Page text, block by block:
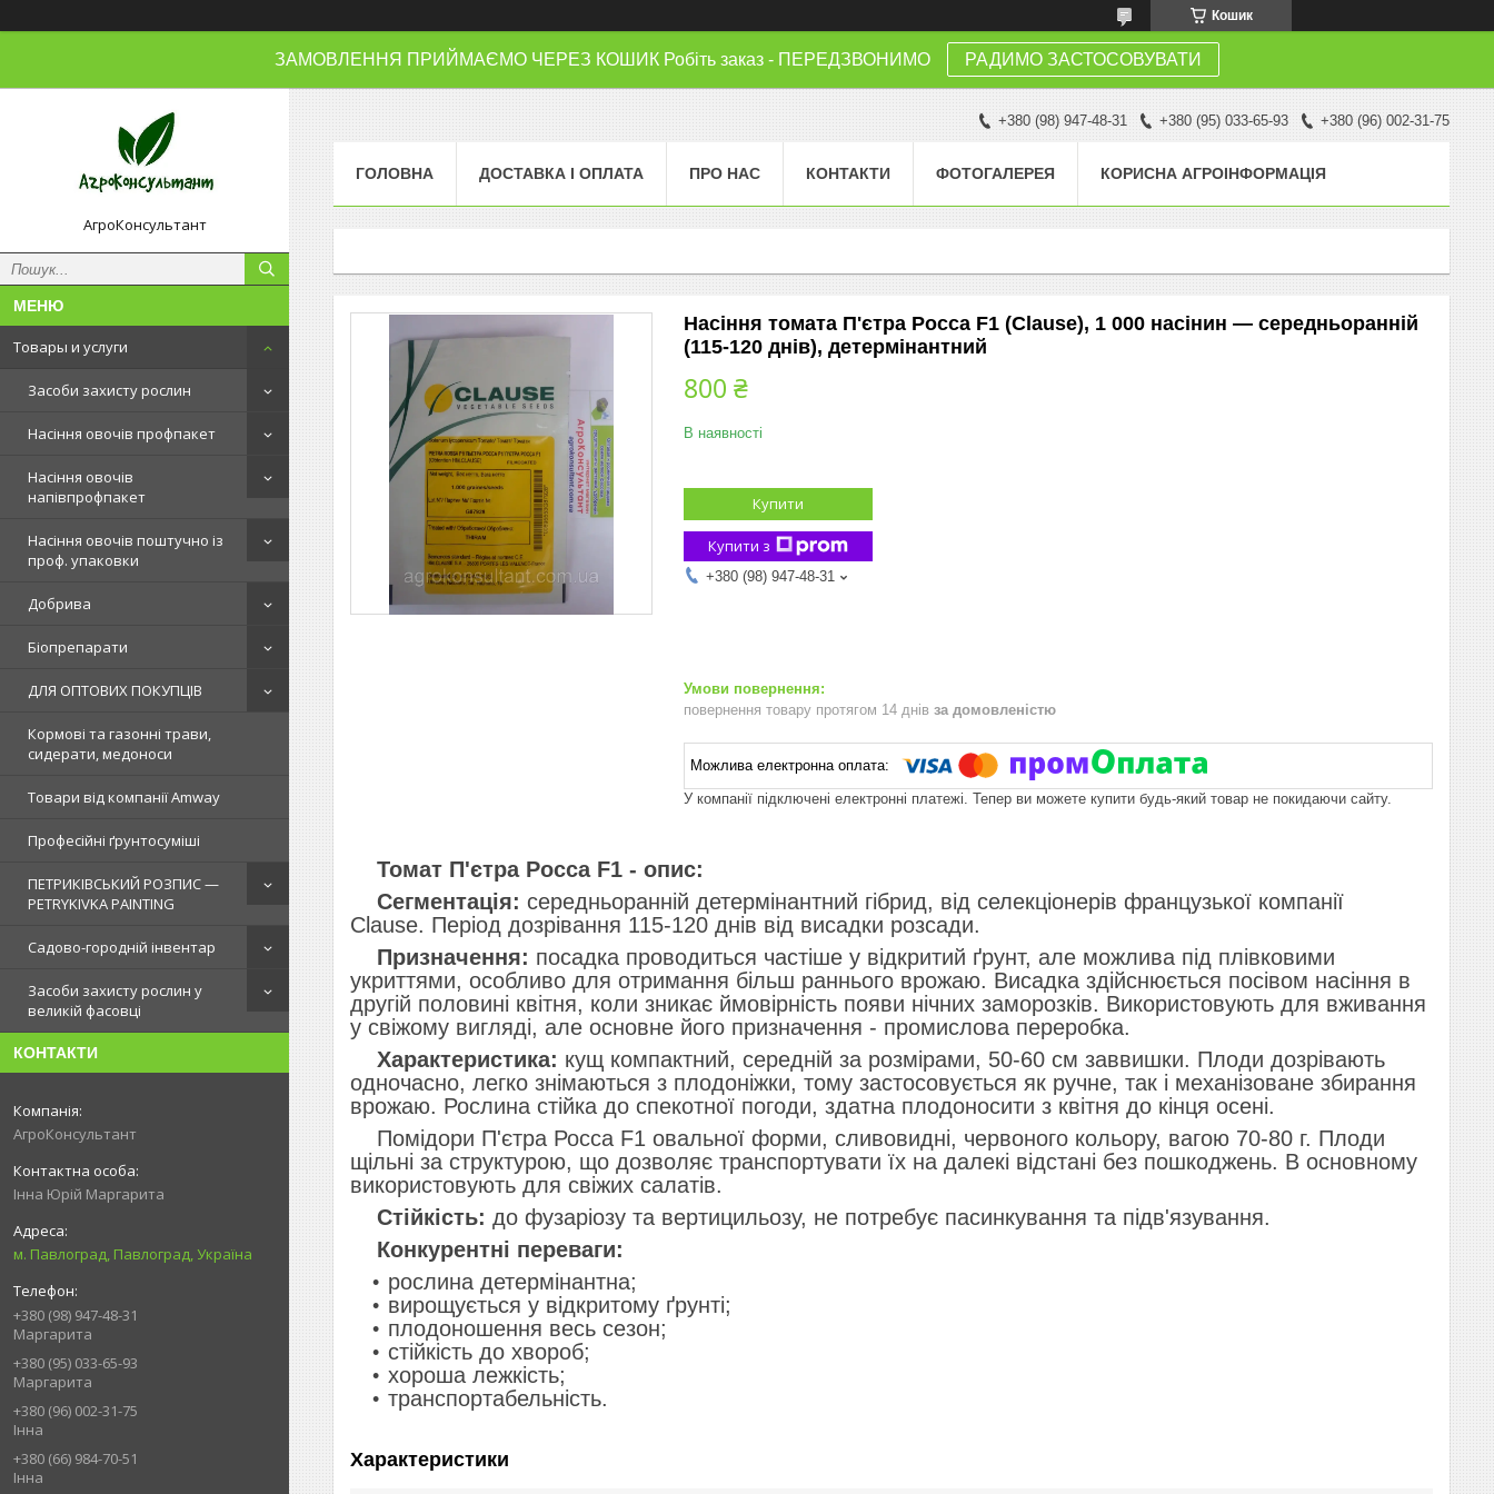
Кошик
ЗАМОВЛЕННЯ ПРИЙМАЄМО ЧЕРЕЗ КОШИК Робіть заказ - ПЕРЕДЗВОНИМО РАДИМО ЗАСТОСОВУВАТИ
АгроКонсультант
Товары и услуги
Засоби захисту рослин
Насіння овочів профпакет
Насіння овочів
напівпрофпакет
Насіння овочів поштучно із
проф. упаковки
Добрива
Біопрепарати
ДЛЯ ОПТОВИХ ПОКУПЦІВ
Кормові та газонні трави,
сидерати, медоноси
Товари від компанії Amway
Професійні ґрунтосуміші
ПЕТРИКІВСЬКИЙ РОЗПИС —
PETRYKIVKA PAINTING
Садово-городній інвентар
Засоби захисту рослин у
великій фасовці
КОНТАКТИ
АгроКонсультант
Інна Юрій Маргарита
м. Павлоград, Павлоград, Україна
+380 (98) 947-48-31
Маргарита
+380 (95) 033-65-93
Маргарита
+380 (96) 002-31-75
Інна
+380 (66) 984-70-51
Інна
+380 (98) 947-48-31 +380 (95) 033-65-93 +380 (96) 002-31-75
ГОЛОВНА ДОСТАВКА І ОПЛАТА ПРО НАС КОНТАКТИ ФОТОГАЛЕРЕЯ КОРИСНА АГРОІНФОРМАЦІЯ
Насіння томата П'єтра Росса F1 (Clause), 1 000 насінин — середньоранній
(115-120 днів), детермінантний
800 ₴
В наявності
Купити
Купити з
+380 (98) 947-48-31
повернення товару протягом 14 днів за домовленістю
У компанії підключені електронні платежі. Тепер ви можете купити будь-який товар не покидаючи сайту.
Томат П'єтра Росса F1 - опис:
Сегментація: середньоранній детермінантний гібрид, від селекціонерів французької компанії
Clause. Період дозрівання 115-120 днів від висадки розсади.
Призначення: посадка проводиться частіше у відкритий ґрунт, але можлива під плівковими
укриттями, особливо для отримання більш раннього врожаю. Висадка здійснюється посівом насіння в
другій половині квітня, коли зникає ймовірність появи нічних заморозків. Використовують для вживання
у свіжому вигляді, але основне його призначення - промислова переробка.
Характеристика: кущ компактний, середній за розмірами, 50-60 см заввишки. Плоди дозрівають
одночасно, легко знімаються з плодоніжки, тому застосовується як ручне, так і механізоване збирання
врожаю. Рослина стійка до спекотної погоди, здатна плодоносити з квітня до кінця осені.
Помідори П'єтра Росса F1 овальної форми, сливовидні, червоного кольору, вагою 70-80 г. Плоди
щільні за структурою, що дозволяє транспортувати їх на далекі відстані без пошкоджень. В основному
використовують для свіжих салатів.
Стійкість: до фузаріозу та вертицильозу, не потребує пасинкування та підв'язування.
Конкурентні переваги:
рослина детермінантна;
вирощується у відкритому ґрунті;
плодоношення весь сезон;
стійкість до хвороб;
хороша лежкість;
транспортабельність.
Характеристики